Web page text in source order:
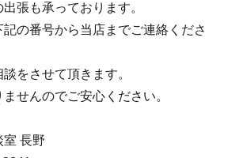
張も承っております。
記の番号から当店までご連絡くださ
をさせて頂きます。
せんのでご安心ください。
室 長野